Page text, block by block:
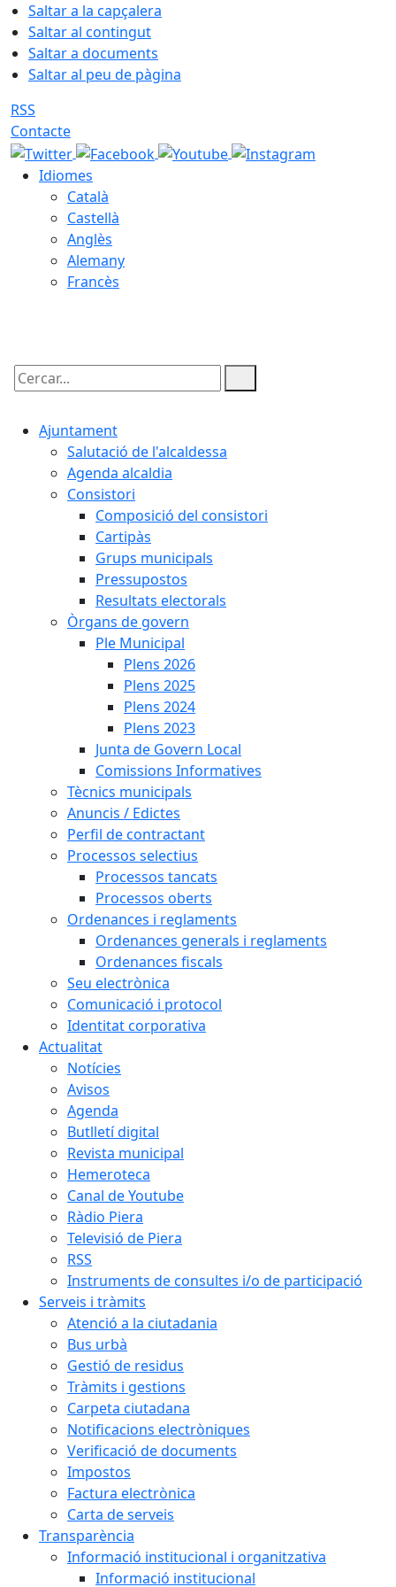
Saltar a la capçalera
Saltar al contingut
Saltar a documents
Saltar al peu de pàgina
RSS
Contacte
Idiomes
Català
Castellà
Anglès
Alemany
Francès
Cercar:
Ajuntament
Salutació de l'alcaldessa
Agenda alcaldia
Consistori
Composició del consistori
Cartipàs
Grups municipals
Pressupostos
Resultats electorals
Òrgans de govern
Ple Municipal
Plens 2026
Plens 2025
Plens 2024
Plens 2023
Junta de Govern Local
Comissions Informatives
Tècnics municipals
Anuncis / Edictes
Perfil de contractant
Processos selectius
Processos tancats
Processos oberts
Ordenances i reglaments
Ordenances generals i reglaments
Ordenances fiscals
Seu electrònica
Comunicació i protocol
Identitat corporativa
Actualitat
Notícies
Avisos
Agenda
Butlletí digital
Revista municipal
Hemeroteca
Canal de Youtube
Ràdio Piera
Televisió de Piera
RSS
Instruments de consultes i/o de participació
Serveis i tràmits
Atenció a la ciutadania
Bus urbà
Gestió de residus
Tràmits i gestions
Carpeta ciutadana
Notificacions electròniques
Verificació de documents
Impostos
Factura electrònica
Carta de serveis
Transparència
Informació institucional i organitzativa
Informació institucional